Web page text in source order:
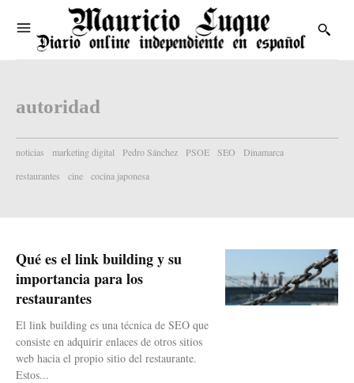
autoridad
noticias marketing digital Pedro Sánchez PSOE SEO
Dinamarca
restaurantes
cine cocina japonesa
Qué es el link building y su
importancia para los
restaurantes
El link building es una técnica de SEO que
consiste en adquirir enlaces de otros sitios
web hacia el propio sitio del restaurante.
Estos...